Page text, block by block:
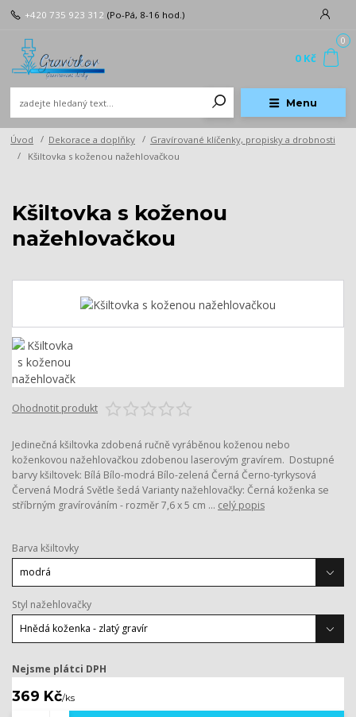
Menu
+420 735 923 312 (Po-Pá, 8-16 hod.)
0
0 Kč
Úvod Dekorace a doplňky
Gravírované klíčenky, propisky a drobnosti
Kšiltovka s koženou nažehlovačkou
Kšiltovka s koženou
nažehlovačkou
Ohodnotit produkt
Jedinečná kšiltovka zdobená ručně vyráběnou koženou nebo
koženkovou nažehlovačkou zdobenou laserovým gravírem. Dostupné
barvy kšiltovek: Bílá Bílo-modrá Bílo-zelená Černá Černo-tyrkysová
Červená Modrá Světle šedá Varianty nažehlovačky: Černá koženka se
stříbrným gravírováním - rozměr 7,6 x 5 cm ... celý popis
Barva kšiltovky
Styl nažehlovačky
Nejsme plátci DPH
369 Kč/ks